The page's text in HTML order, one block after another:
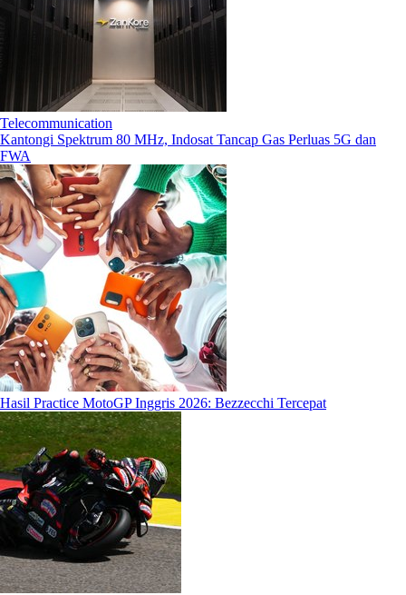
Telecommunication
Kantongi Spektrum 80 MHz, Indosat Tancap Gas Perluas 5G dan
FWA
Hasil Practice MotoGP Inggris 2026: Bezzecchi Tercepat